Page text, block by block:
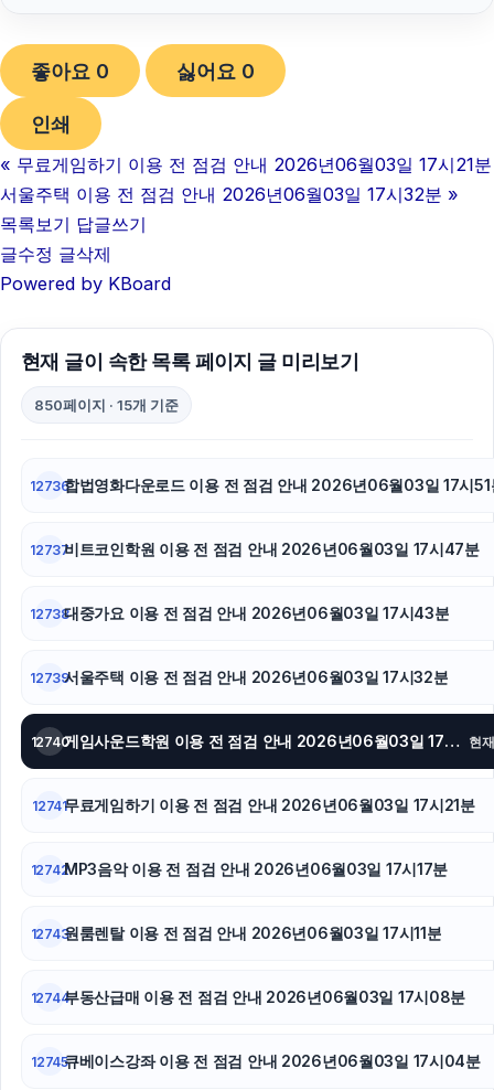
마포하수구막힘
강동하수구막힘
강남하수구막힘
부산휴대폰성지
마포구하수구막힘
동작하수구막힘
좋아요 0 싫어요 0
인쇄
« 무료게임하기 이용 전 점검 안내 2026년06월03일 17시21분
서울주택 이용 전 점검 안내 2026년06월03일 17시32분 »
목록보기 답글쓰기
글수정 글삭제
Powered by KBoard
현재 글이 속한 목록 페이지 글 미리보기
850페이지 · 15개 기준
12736합법영화다운로드 이용 전 점검 안내 2026년06월03일 17시51
12737비트코인학원 이용 전 점검 안내 2026년06월03일 17시47분
12738대중가요 이용 전 점검 안내 2026년06월03일 17시43분
12739서울주택 이용 전 점검 안내 2026년06월03일 17시32분
12740 게임사운드학원 이용 전 점검 안내 2026년06월03일 17시26분 현
12741무료게임하기 이용 전 점검 안내 2026년06월03일 17시21분
12742MP3음악 이용 전 점검 안내 2026년06월03일 17시17분
12743원룸렌탈 이용 전 점검 안내 2026년06월03일 17시11분
12744부동산급매 이용 전 점검 안내 2026년06월03일 17시08분
12745큐베이스강좌 이용 전 점검 안내 2026년06월03일 17시04분